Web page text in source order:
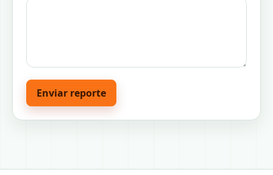
Enviar reporte